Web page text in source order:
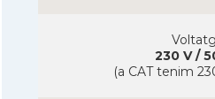
230 V /
(a CAT tenim